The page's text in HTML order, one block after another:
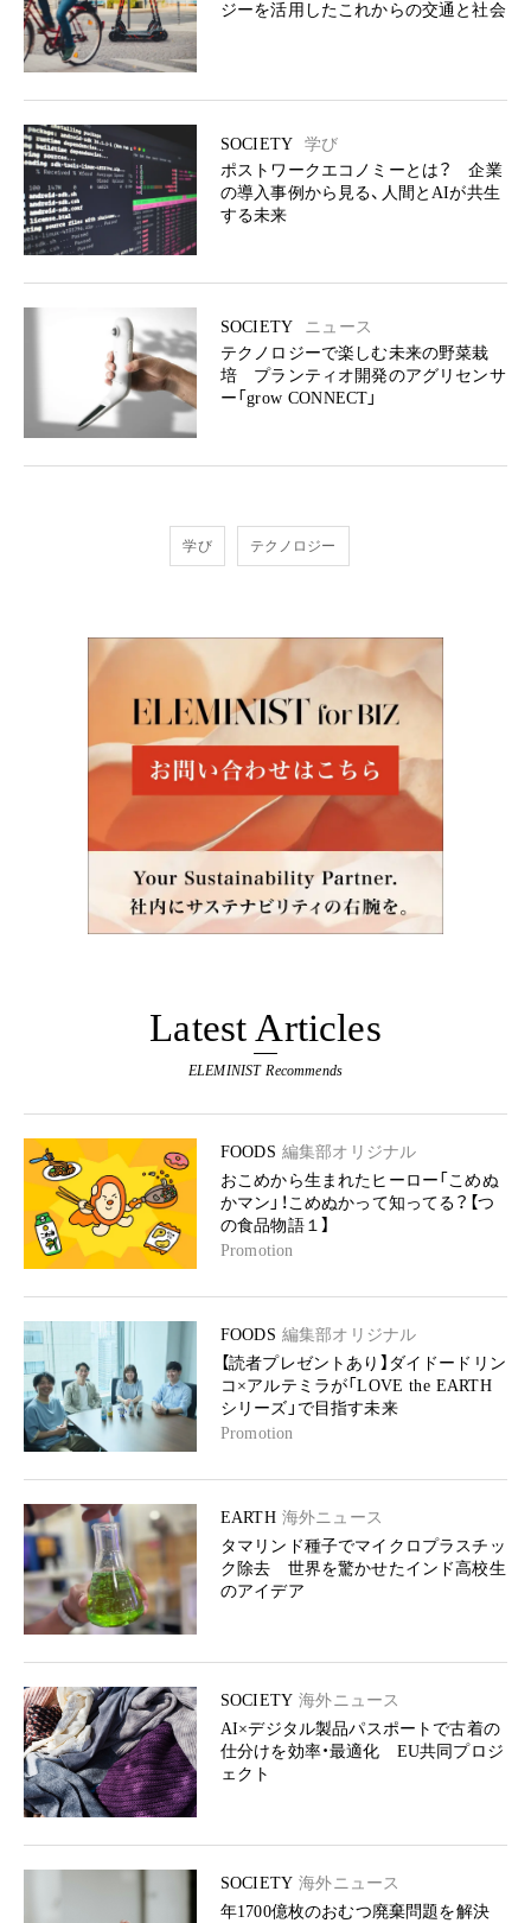
ジーを活用したこれからの交通と社会
SOCIETY
学び
ポストワークエコノミーとは？ 企業
の導入事例から見る、人間とAIが共生
する未来
SOCIETY
ニュース
テクノロジーで楽しむ未来の野菜栽
培 プランティオ開発のアグリセンサ
ー「grow CONNECT」
学び テクノロジー
Latest Articles
ELEMINIST Recommends
FOODS 編集部オリジナル
おこめから生まれたヒーロー「こめぬ
かマン」！こめぬかって知ってる？【つ
の食品物語１】
Promotion
FOODS 編集部オリジナル
【読者プレゼントあり】ダイドードリン
コ×アルテミラが「LOVE the EARTH
シリーズ」で目指す未来
Promotion
EARTH 海外ニュース
タマリンド種子でマイクロプラスチッ
ク除去 世界を驚かせたインド高校生
のアイデア
SOCIETY 海外ニュース
AI×デジタル製品パスポートで古着の
仕分けを効率・最適化 EU共同プロジ
ェクト
SOCIETY 海外ニュース
年1700億枚のおむつ廃棄問題を解決